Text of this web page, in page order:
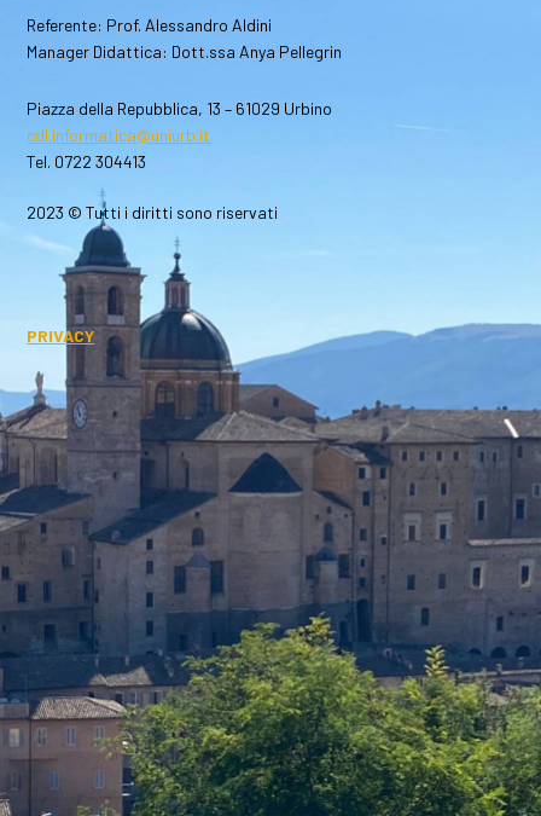
Referente: Prof. Alessandro Aldini
Manager Didattica: Dott.ssa Anya Pellegrin
Piazza della Repubblica, 13 – 61029 Urbino
cdl.informatica@uniurb.it
Tel. 0722 304413
2023 © Tutti i diritti sono riservati
PRIVACY